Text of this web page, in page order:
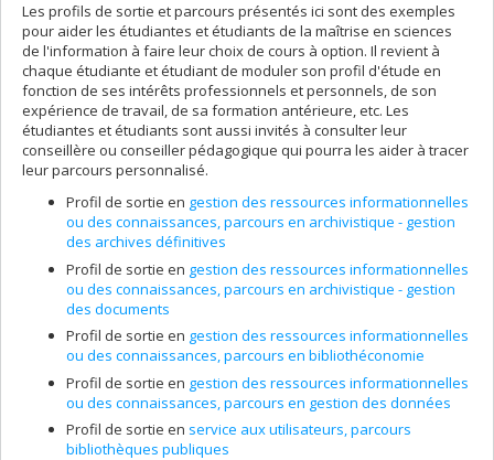
Les profils de sortie et parcours présentés ici sont des exemples
pour aider les étudiantes et étudiants de la maîtrise en sciences
de l'information à faire leur choix de cours à option. Il revient à
chaque étudiante et étudiant de moduler son profil d'étude en
fonction de ses intérêts professionnels et personnels, de son
expérience de travail, de sa formation antérieure, etc. Les
étudiantes et étudiants sont aussi invités à consulter leur
conseillère ou conseiller pédagogique qui pourra les aider à tracer
leur parcours personnalisé.
Profil de sortie en gestion des ressources informationnelles
ou des connaissances, parcours en archivistique - gestion
des archives définitives
Profil de sortie en gestion des ressources informationnelles
ou des connaissances, parcours en archivistique - gestion
des documents
Profil de sortie en gestion des ressources informationnelles
ou des connaissances, parcours en bibliothéconomie
Profil de sortie en gestion des ressources informationnelles
ou des connaissances, parcours en gestion des données
Profil de sortie en service aux utilisateurs, parcours
bibliothèques publiques